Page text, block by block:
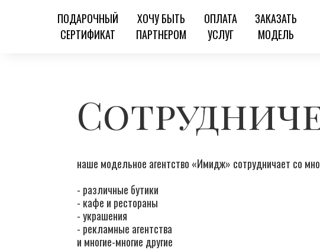
ПОДАРОЧНЫЙ
СЕРТИФИКАТ
ХОЧУ БЫТЬ
ПАРТНЕРОМ
ОПЛАТА
УСЛУГ
ЗАКАЗАТЬ
МОДЕЛЬ
наше модельное агентство «Имидж» сотрудничает со
- различные бутики
- кафе и рестораны
- украшения
- рекламные агентства
и многие-многие другие